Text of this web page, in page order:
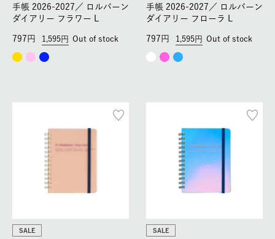
手帳 2026-2027／
ロルバーン
ダイアリー フラワー L
1,595
797 Out of stock
手帳 2026-2027／
ロルバーン
ダイアリー フローラ L
1,595
797 Out of stock
SALE SALE